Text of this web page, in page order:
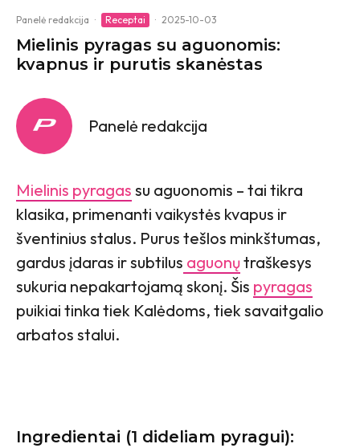
Panelė redakcija · Receptai · 2025-10-03
Mielinis pyragas su aguonomis:
kvapnus ir purutis skanėstas
Panelė redakcija
Mielinis pyragas su aguonomis – tai tikra
klasika, primenanti vaikystės kvapus ir
šventinius stalus. Purus tešlos minkštumas,
gardus įdaras ir subtilus aguonųtraškesys
sukuria nepakartojamą skonį. Šis pyragas
puikiai tinka tiek Kalėdoms, tiek savaitgalio
arbatos stalui.
Ingredientai (1 dideliam pyragui):